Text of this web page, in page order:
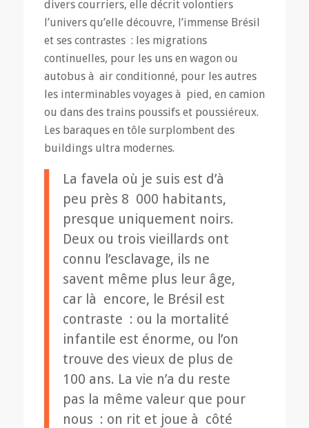
divers courriers, elle décrit volontiers
l’univers qu’elle découvre, l’immense Brésil
et ses contrastes : les migrations
continuelles, pour les uns en wagon ou
autobus à air conditionné, pour les autres
les interminables voyages à pied, en camion
ou dans des trains poussifs et poussiéreux.
Les baraques en tôle surplombent des
buildings ultra modernes.
La favela où je suis est d’à
peu près 8 000 habitants,
presque uniquement noirs.
Deux ou trois vieillards ont
connu l’esclavage, ils ne
savent même plus leur âge,
car là encore, le Brésil est
contraste : ou la mortalité
infantile est énorme, ou l’on
trouve des vieux de plus de
100 ans. La vie n’a du reste
pas la même valeur que pour
nous : on rit et joue à côté